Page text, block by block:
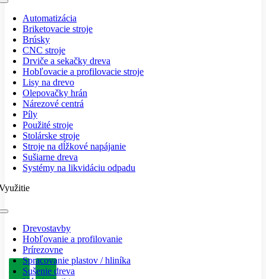
Toggle
NavigationAutomatizácia
Briketovacie stroje
Brúsky
CNC stroje
Drviče a sekačky dreva
Hobľovacie a profilovacie stroje
Lisy na drevo
Olepovačky hrán
Nárezové centrá
Píly
Použité stroje
Stolárske stroje
Stroje na dĺžkové napájanie
Sušiarne dreva
Systémy na likvidáciu odpadu
Toggle
NavigationDrevostavby
Hobľovanie a profilovanie
Prírezovne
Spracovanie plastov / hliníka
Sušenie dreva